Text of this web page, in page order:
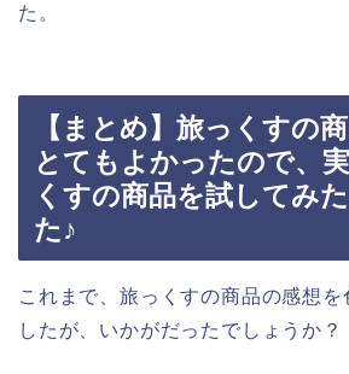
た。
【まとめ】旅っくすの
とてもよかったので、
くすの商品を試してみ
た♪
これまで、旅っくすの商品の感想を
したが、いかがだったでしょうか？